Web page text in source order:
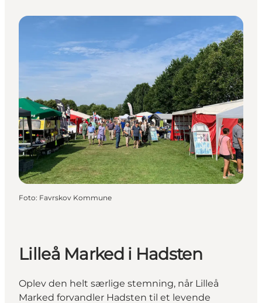
Foto: Favrskov Kommune
Lilleå Marked i Hadsten
Oplev den helt særlige stemning, når Lilleå
Marked forvandler Hadsten til et levende